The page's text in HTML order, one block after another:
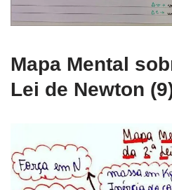
Mapa Mental
Lei de Newton